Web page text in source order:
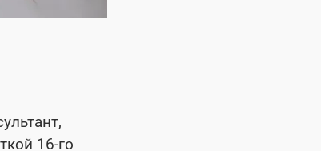
16-го